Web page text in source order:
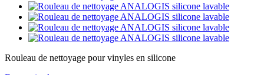
Rouleau de nettoyage pour vinyles en silicone